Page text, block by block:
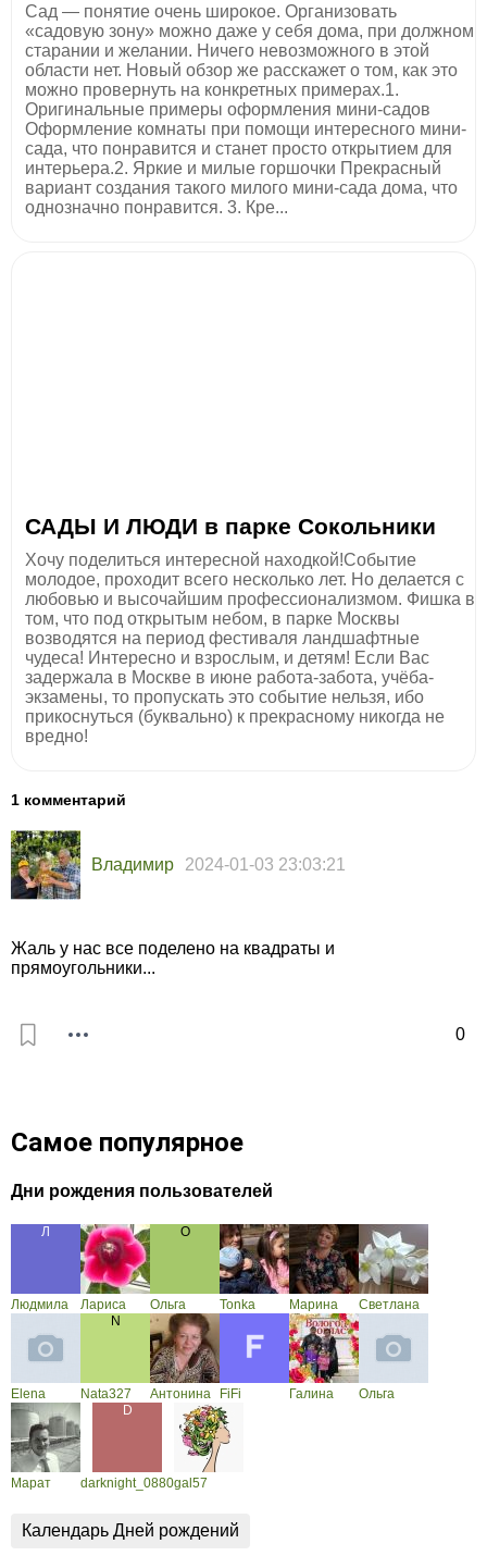
Сад — понятие очень широкое. Организовать
«садовую зону» можно даже у себя дома, при должном
старании и желании. Ничего невозможного в этой
области нет. Новый обзор же расскажет о том, как это
можно провернуть на конкретных примерах.1.
Оригинальные примеры оформления мини-садов
Оформление комнаты при помощи интересного мини-
сада, что понравится и станет просто открытием для
интерьера.2. Яркие и милые горшочки Прекрасный
вариант создания такого милого мини-сада дома, что
однозначно понравится. 3. Кре...
САДЫ И ЛЮДИ в парке Сокольники
Хочу поделиться интересной находкой!Событие
молодое, проходит всего несколько лет. Но делается с
любовью и высочайшим профессионализмом. Фишка в
том, что под открытым небом, в парке Москвы
возводятся на период фестиваля ландшафтные
чудеса! Интересно и взрослым, и детям! Если Вас
задержала в Москве в июне работа-забота, учёба-
экзамены, то пропускать это событие нельзя, ибо
прикоснуться (буквально) к прекрасному никогда не
вредно!
1 комментарий
Владимир 2024-01-03 23:03:21
0
Жаль у нас все поделено на квадраты и
прямоугольники...
Самое популярное
Дни рождения пользователей
Людмила Лариса Ольга Tonka Марина Светлана
Elena Nata327 Антонина FiFi Галина Ольга
Марат darknight_0880gal57
Календарь Дней рождений